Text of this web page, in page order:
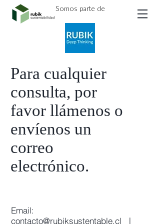
Somos parte de
Para cualquier
consulta, por
favor llámenos o
envíenos un
correo
electrónico.
Email:
contacto@rubiksustentable.cl |